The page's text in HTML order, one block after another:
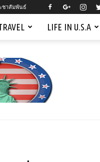
ชาสัมพันธ์
LIFE IN U.S.A